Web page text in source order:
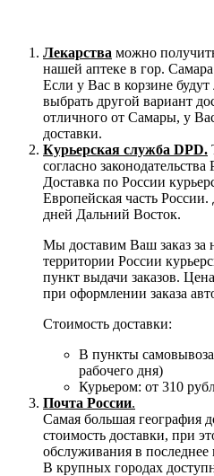
Лекарства можно
нашей аптеке в гор.
Если у Вас в корзине
выбрать другой вариант
отличного от Самары, у
доставки.
Курьерская служба DPD.
согласно
Доставка по России
Европейская часть
дней Дальний Восток.
Мы доставим Ваш заказ за
территории России
пункт выдачи заказов.
при оформлении заказа
Стоимость доставки:
В пункты
рабочего дня)
Курьером: от 310
Почта России.
Самая большая география
стоимость доставки, при
обслуживания в
В крупных городах